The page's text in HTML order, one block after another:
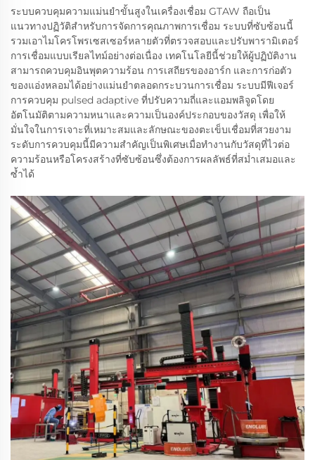
ระบบควบคุมความแม่นยำขั้นสูงในเครื่องเชื่อม GTAW ถือเป็น
แนวทางปฏิวัติสำหรับการจัดการคุณภาพการเชื่อม ระบบที่ซับซ้อนนี้
รวมเอาไมโครโพรเซสเซอร์หลายตัวที่ตรวจสอบและปรับพารามิเตอร์
การเชื่อมแบบเรียลไทม์อย่างต่อเนื่อง เทคโนโลยีนี้ช่วยให้ผู้ปฏิบัติงาน
สามารถควบคุมอินพุตความร้อน การเสถียรของอาร์ก และการก่อตัว
ของแอ่งหลอมได้อย่างแม่นยำตลอดกระบวนการเชื่อม ระบบมีฟีเจอร์
การควบคุม pulsed adaptive ที่ปรับความถี่และแอมพลิจูดโดย
อัตโนมัติตามความหนาและความเป็นองค์ประกอบของวัสดุ เพื่อให้
มั่นใจในการเจาะที่เหมาะสมและลักษณะของตะเข็บเชื่อมที่สวยงาม
ระดับการควบคุมนี้มีความสำคัญเป็นพิเศษเมื่อทำงานกับวัสดุที่ไวต่อ
ความร้อนหรือโครงสร้างที่ซับซ้อนซึ่งต้องการผลลัพธ์ที่สม่ำเสมอและ
ซ้ำได้